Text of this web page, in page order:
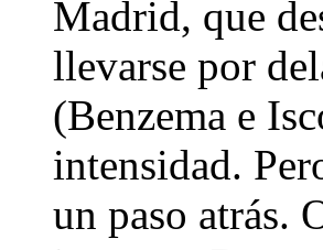
Madrid, que
llevarse por
(Benzema e
intensidad.
un paso atrás.